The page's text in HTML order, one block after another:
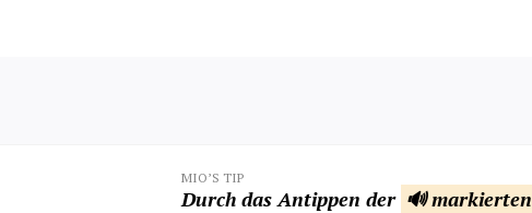
MIO’S TIP
Durch das Antippen der 🔊 markierten